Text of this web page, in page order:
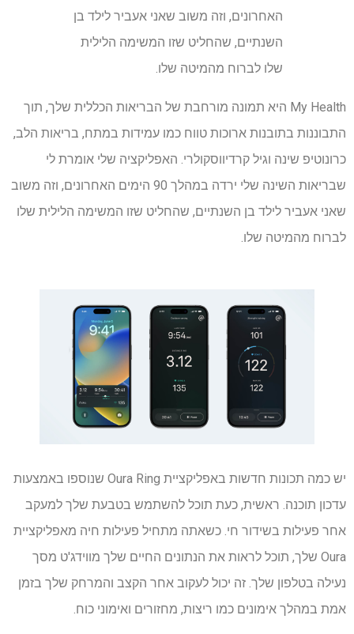
האחרונים, וזה משוב שאני אעביר לילד בן
השנתיים, שהחליט שזו המשימה הלילית
שלו לברוח מהמיטה שלו.
My Health היא תמונה מורחבת של הבריאות הכללית שלך, תוך
התבוננות בתובנות ארוכות טווח כמו עמידות במתח, בריאות הלב,
כרונוטיפ שינה וגיל קרדיווסקולרי. האפליקציה שלי אומרת לי
שבריאות השינה שלי ירדה במהלך 90 הימים האחרונים, וזה משוב
שאני אעביר לילד בן השנתיים, שהחליט שזו המשימה הלילית שלו
לברוח מהמיטה שלו.
יש כמה תכונות חדשות באפליקציית Oura Ring שנוספו באמצעות
עדכון תוכנה. ראשית, כעת תוכל להשתמש בטבעת שלך למעקב
אחר פעילות בשידור חי. כשאתה מתחיל פעילות חיה מאפליקציית
Oura שלך, תוכל לראות את הנתונים החיים שלך מווידג'ט מסך
נעילה בטלפון שלך. זה יכול לעקוב אחר הקצב והמרחק שלך בזמן
אמת במהלך אימונים כמו ריצות, מחזורים ואימוני כוח.